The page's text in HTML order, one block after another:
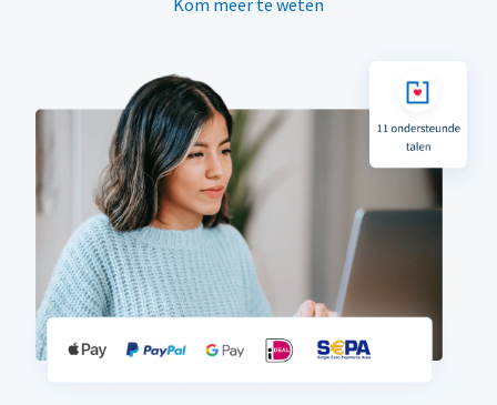
Kom meer te weten